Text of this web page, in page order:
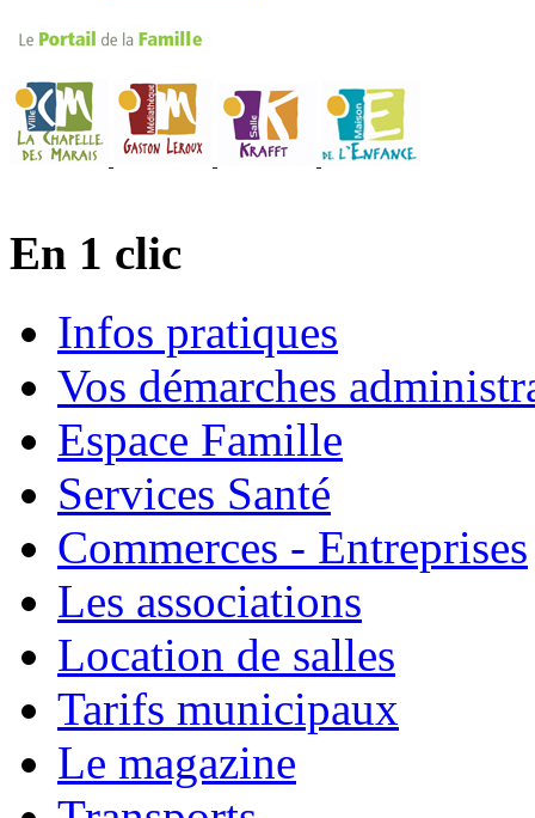
En 1 clic
Infos pratiques
Vos démarches
Espace Famille
Services Santé
Commerces - Entreprises
Les associations
Location de salles
Tarifs municipaux
Le magazine